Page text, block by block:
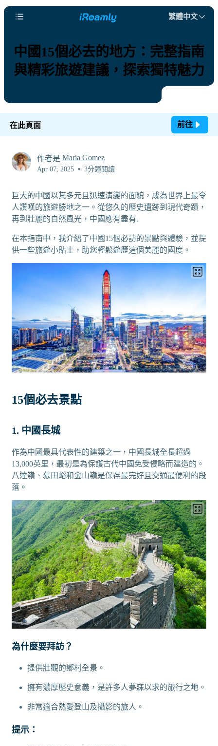
繁體中文
中國15個必去的地方：完整指南
與精彩旅遊建議，探索獨特魅力
在此頁面 前往
作者是 Maria Gomez
Apr 07, 2025 • 3分鐘閱讀
巨大的中國以其多元且迅速演變的面貌，成為世界上最令
人讚嘆的旅遊勝地之一。從悠久的歷史遺跡到現代奇蹟，
再到壯麗的自然風光，中國應有盡有.
在本指南中，我介紹了中國15個必訪的景點與體驗，並提
供一些旅遊小貼士，助您輕鬆遊歷這個美麗的國度。
15個必去景點
1. 中國長城
作為中國最具代表性的建築之一，中國長城全長超過
13,000英里，最初是為保護古代中國免受侵略而建造的。
八達嶺、慕田峪和金山嶺是保存最完好且交通最便利的段
落。
為什麼要拜訪？
提供壯觀的鄉村全景。
擁有濃厚歷史意義，是許多人夢寐以求的旅行之地。
非常適合熱愛登山及攝影的旅人。
提示：